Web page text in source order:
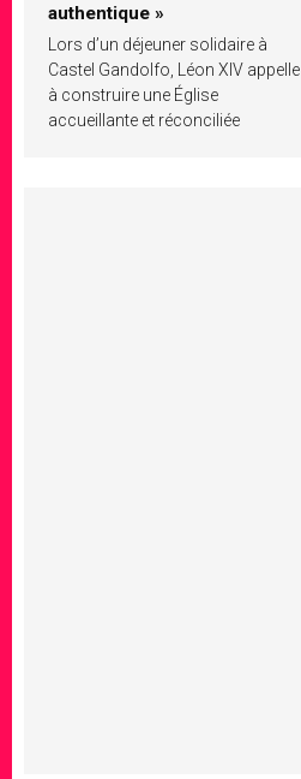
authentique »
Lors d’un déjeuner solidaire à
Castel Gandolfo, Léon XIV appelle
à construire une Église
accueillante et réconciliée